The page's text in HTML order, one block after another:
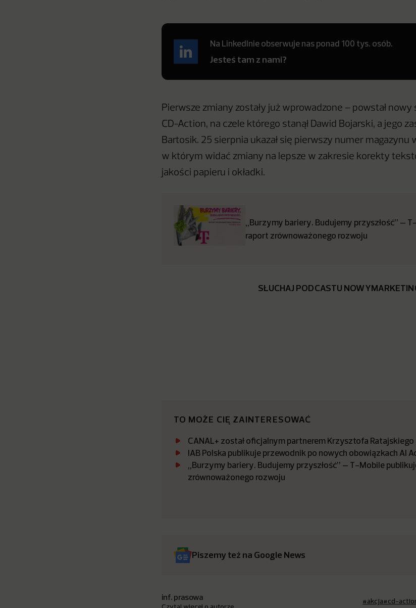
Na LinkedInie obserwuje nas ponad 100 tys. osób.
Jesteś tam z nami?
Pierwsze zmiany zostały już wprowadzone – powstał nowy
CD-Action, na czele którego stanął Dawid Bojarski, a jego
Bartosik. 25 sierpnia ukazał się pierwszy numer magazynu
w którym widać zmiany na lepsze w zakresie korekty
jakości papieru i okładki.
„Burzymy bariery. Budujemy przyszłość” –
raport zrównoważonego rozwoju
SŁUCHAJ PODCASTU
TO MOŻE CIĘ ZAINTERESOWAĆ
CANAL+ został oficjalnym partnerem Krzysztofa Ratajskiego
IAB Polska publikuje przewodnik po nowych obowiązkach AI
„Burzymy bariery. Budujemy przyszłość” – T-Mobile
zrównoważonego rozwoju
Piszemy też na Google News
inf. prasowa #akcja#cd-